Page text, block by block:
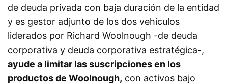
de deuda privada con baja duración de la entidad
y es gestor adjunto de los dos vehículos
liderados por Richard Woolnough -de deuda
corporativa y deuda corporativa estratégica-,
ayude a limitar las suscripciones en los
productos de Woolnough, con activos bajo